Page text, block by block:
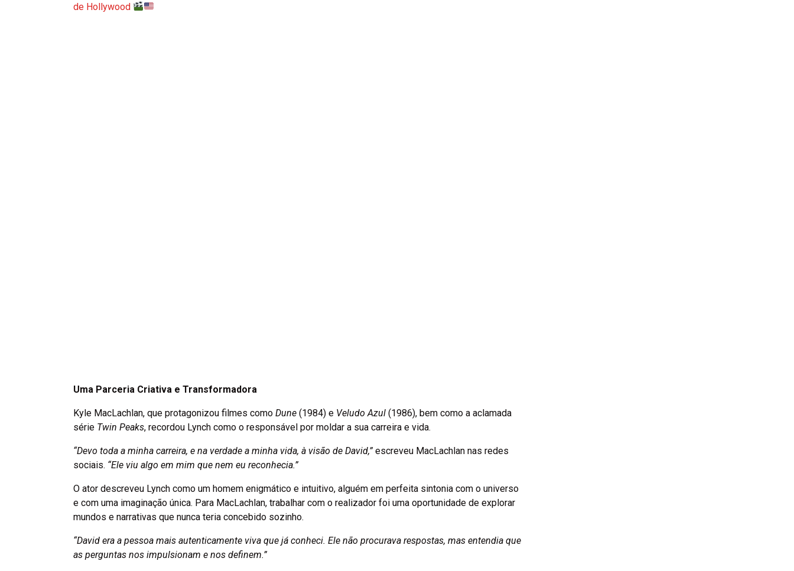
de Hollywood
Uma Parceria Criativa e Transformadora
Kyle MacLachlan, que protagonizou filmes como Dune (1984) e Veludo Azul (1986), bem como a aclamada
série Twin Peaks, recordou Lynch como o responsável por moldar a sua carreira e vida.
“Devo toda a minha carreira, e na verdade a minha vida, à visão de David,” escreveu MacLachlan nas redes
sociais. “Ele viu algo em mim que nem eu reconhecia.”
O ator descreveu Lynch como um homem enigmático e intuitivo, alguém em perfeita sintonia com o universo
e com uma imaginação única. Para MacLachlan, trabalhar com o realizador foi uma oportunidade de explorar
mundos e narrativas que nunca teria concebido sozinho.
“David era a pessoa mais autenticamente viva que já conheci. Ele não procurava respostas, mas entendia que
as perguntas nos impulsionam e nos definem.”